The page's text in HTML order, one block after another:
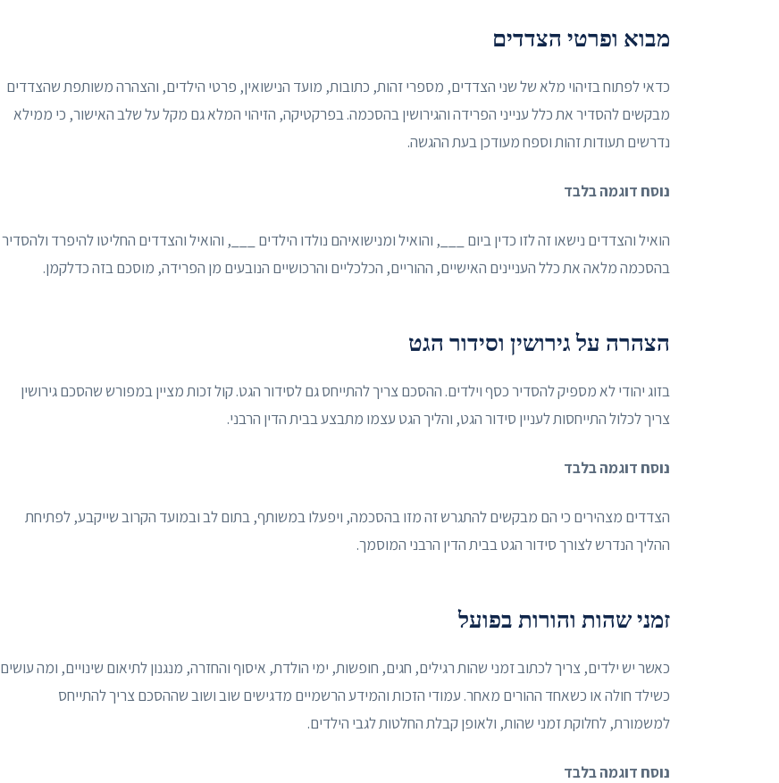
מבוא ופרטי הצדדים
כדאי לפתוח בזיהוי מלא של שני הצדדים, מספרי זהות, כתובות, מועד הנישואין, פרטי הילדים, והצהרה משותפת שהצדדים
מבקשים להסדיר את כלל ענייני הפרידה והגירושין בהסכמה. בפרקטיקה, הזיהוי המלא גם מקל על שלב האישור, כי ממילא
נדרשים תעודות זהות וספח מעודכן בעת ההגשה.
נוסח דוגמה בלבד
הואיל והצדדים נישאו זה לזו כדין ביום ___, והואיל ומנישואיהם נולדו הילדים ___, והואיל והצדדים החליטו להיפרד ולהסדיר
בהסכמה מלאה את כלל העניינים האישיים, ההוריים, הכלכליים והרכושיים הנובעים מן הפרידה, מוסכם בזה כדלקמן.
הצהרה על גירושין וסידור הגט
בזוג יהודי לא מספיק להסדיר כסף וילדים. ההסכם צריך להתייחס גם לסידור הגט. קול זכות מציין במפורש שהסכם גירושין
צריך לכלול התייחסות לעניין סידור הגט, והליך הגט עצמו מתבצע בבית הדין הרבני.
נוסח דוגמה בלבד
הצדדים מצהירים כי הם מבקשים להתגרש זה מזו בהסכמה, ויפעלו במשותף, בתום לב ובמועד הקרוב שייקבע, לפתיחת
ההליך הנדרש לצורך סידור הגט בבית הדין הרבני המוסמך.
זמני שהות והורות בפועל
כאשר יש ילדים, צריך לכתוב זמני שהות רגילים, חגים, חופשות, ימי הולדת, איסוף והחזרה, מנגנון לתיאום שינויים, ומה עושים
כשילד חולה או כשאחד ההורים מאחר. עמודי הזכות והמידע הרשמיים מדגישים שוב ושוב שההסכם צריך להתייחס
למשמורת, לחלוקת זמני שהות, ולאופן קבלת החלטות לגבי הילדים.
נוסח דוגמה בלבד